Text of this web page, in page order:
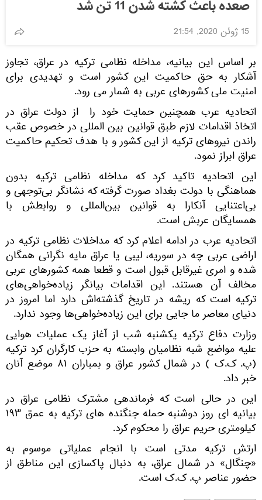
صعده باعث کشته شدن 11 تن شد
15 ژوئن 2020, 21:54
بر اساس این بیانیه، مداخله نظامی ترکیه در عراق،‌ تجاوز
آشکار به حق حاکمیت این کشور است و تهدیدی برای
امنیت ملی کشورهای عربی به شمار می ‌رود.
اتحادیه عرب همچنین حمایت خود را از دولت عراق در
اتخاذ اقدامات لازم طبق قوانین بین ‌المللی در خصوص عقب
راندن نیروهای ترکیه از این کشور و با هدف تحکیم حاکمیت
عراق ابراز نمود.
این اتحادیه تاکید کرد که مداخله نظامی ترکیه بدون
هماهنگی با دولت بغداد صورت گرفته که نشانگر بی‌توجهی و
بی‌اعتنایی آنکارا به قوانین بین‌المللی و روابطش با
همسایگان عربش است.
اتحادیه عرب در ادامه اعلام کرد که مداخلات نظامی ترکیه در
اراضی عربی چه در سوریه، لیبی یا عراق مایه نگرانی همگان
شده و امری غیرقابل قبول است و قطعا همه کشورهای عربی
مخالف آن هستند. این اقدامات بیانگر زیاده‌خواهی‌های
ترکیه است که ریشه در تاریخ گذشته‌اش دارد اما امروز در
دنیای معاصر ما جایی برای این زیاده‌خواهی‌ها وجود ندارد.
وزارت دفاع ترکیه یکشنبه شب از آغاز یک عملیات هوایی
علیه مواضع شبه‌ نظامیان وابسته به حزب کارگران کرد ترکیه
(پ. ک.ک ) در شمال کشور عراق و بمباران ۸۱ موضع آنان
خبر داد.
این در حالی است که فرماندهی مشترک نظامی عراق در
بیانیه ای روز دوشنبه حمله جنگنده های ترکیه به عمق ۱۹۳
کیلومتری حریم عراق را محکوم کرد.
ارتش ترکیه مدتی است با انجام عملیاتی موسوم به
«چنگال» در شمال عراق، به دنبال پاکسازی این مناطق از
حضور عناصر پ. ک.ک است.